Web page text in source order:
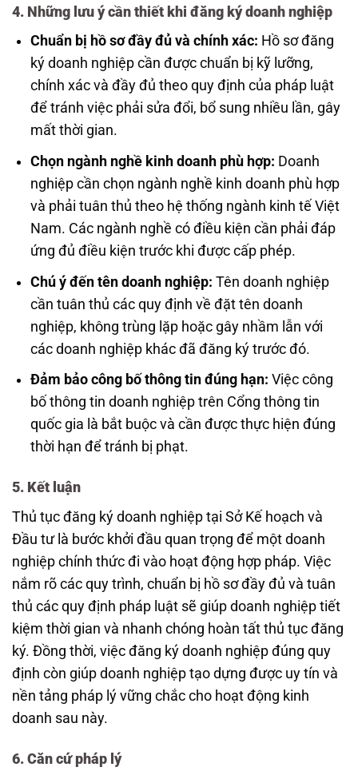
4. Những lưu ý cần thiết khi đăng ký doanh nghiệp
Chuẩn bị hồ sơ đầy đủ và chính xác: Hồ sơ đăng
ký doanh nghiệp cần được chuẩn bị kỹ lưỡng,
chính xác và đầy đủ theo quy định của pháp luật
để tránh việc phải sửa đổi, bổ sung nhiều lần, gây
mất thời gian.
Chọn ngành nghề kinh doanh phù hợp: Doanh
nghiệp cần chọn ngành nghề kinh doanh phù hợp
và phải tuân thủ theo hệ thống ngành kinh tế Việt
Nam. Các ngành nghề có điều kiện cần phải đáp
ứng đủ điều kiện trước khi được cấp phép.
Chú ý đến tên doanh nghiệp: Tên doanh nghiệp
cần tuân thủ các quy định về đặt tên doanh
nghiệp, không trùng lặp hoặc gây nhầm lẫn với
các doanh nghiệp khác đã đăng ký trước đó.
Đảm bảo công bố thông tin đúng hạn: Việc công
bố thông tin doanh nghiệp trên Cổng thông tin
quốc gia là bắt buộc và cần được thực hiện đúng
thời hạn để tránh bị phạt.
5. Kết luận
Thủ tục đăng ký doanh nghiệp tại Sở Kế hoạch và
Đầu tư là bước khởi đầu quan trọng để một doanh
nghiệp chính thức đi vào hoạt động hợp pháp. Việc
nắm rõ các quy trình, chuẩn bị hồ sơ đầy đủ và tuân
thủ các quy định pháp luật sẽ giúp doanh nghiệp tiết
kiệm thời gian và nhanh chóng hoàn tất thủ tục đăng
ký. Đồng thời, việc đăng ký doanh nghiệp đúng quy
định còn giúp doanh nghiệp tạo dựng được uy tín và
nền tảng pháp lý vững chắc cho hoạt động kinh
doanh sau này.
6. Căn cứ pháp lý